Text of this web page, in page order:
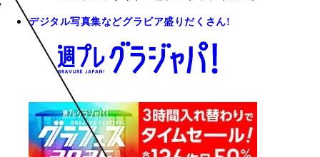
デジタル写真集などグラビア盛りだくさん!